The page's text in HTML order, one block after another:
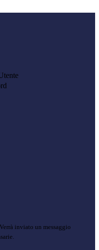
Verrà inviato un messaggio